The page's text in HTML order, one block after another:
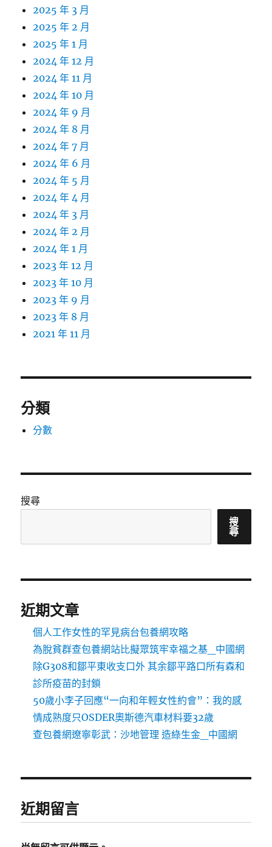
2025 年 3 月
2025 年 2 月
2025 年 1 月
2024 年 12 月
2024 年 11 月
2024 年 10 月
2024 年 9 月
2024 年 8 月
2024 年 7 月
2024 年 6 月
2024 年 5 月
2024 年 4 月
2024 年 3 月
2024 年 2 月
2024 年 1 月
2023 年 12 月
2023 年 10 月
2023 年 9 月
2023 年 8 月
2021 年 11 月
分類
分數
搜尋
搜
尋
近期文章
個人工作女性的罕見病台包養網攻略
為脫貧群查包養網站比擬眾筑牢幸福之基_中國網
除G308和鄒平東收支口外 其余鄒平路口所有森和
診所疫苗的封鎖
50歲小李子回應“一向和年輕女性約會”：我的感
情成熟度只OSDER奧斯德汽車材料要32歲
查包養網遼寧彰武：沙地管理 造綠生金_中國網
近期留言